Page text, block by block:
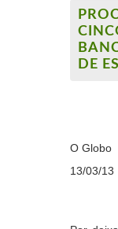
DE
O Globo
13/03/13